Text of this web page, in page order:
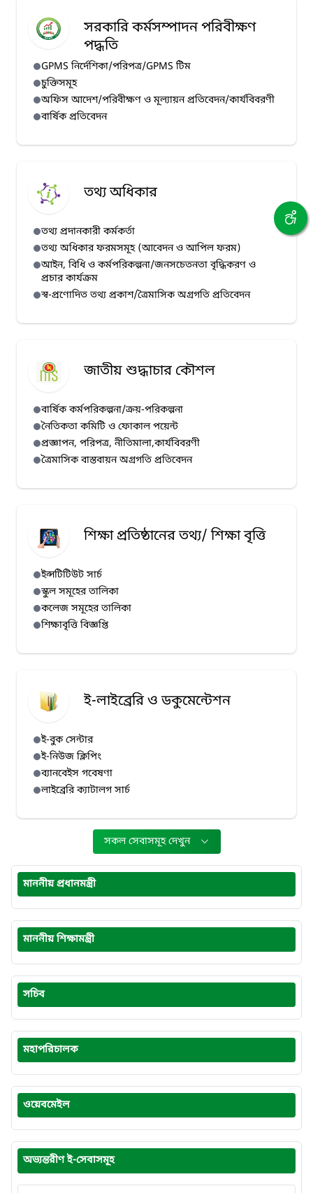
সরকারি কর্মসম্পাদন পরিবীক্ষণ
পদ্ধতি
GPMS নির্দেশিকা/পরিপত্র/GPMS টিম
চুক্তিসমূহ
অফিস আদেশ/পরিবীক্ষণ ও মূল্যায়ন প্রতিবেদন/কার্যবিবরণী
বার্ষিক প্রতিবেদন
তথ্য অধিকার
তথ্য প্রদানকারী কর্মকর্তা
তথ্য অধিকার ফরমসমূহ (আবেদন ও আপিল ফরম)
আইন, বিধি ও কর্মপরিকল্পনা/জনসচেতনতা বৃদ্ধিকরণ ও
প্রচার কার্যক্রম
স্ব-প্রণোদিত তথ্য প্রকাশ/ত্রৈমাসিক অগ্রগতি প্রতিবেদন
জাতীয় শুদ্ধাচার কৌশল
বার্ষিক কর্মপরিকল্পনা/ক্রয়-পরিকল্পনা
নৈতিকতা কমিটি ও ফোকাল পয়েন্ট
প্রজ্ঞাপন, পরিপত্র, নীতিমালা,কার্যবিবরণী
ত্রৈমাসিক বাস্তবায়ন অগ্রগতি প্রতিবেদন
শিক্ষা প্রতিষ্ঠানের তথ্য/ শিক্ষা বৃত্তি
ইন্সটিটিউট সার্চ
স্কুল সমূহের তালিকা
কলেজ সমূহের তালিকা
শিক্ষাবৃত্তি বিজ্ঞপ্তি
ই-লাইব্রেরি ও ডকুমেন্টেশন
ই-বুক সেন্টার
ই-নিউজ ক্লিপিং
ব্যানবেইস গবেষণা
লাইব্রেরি ক্যাটালগ সার্চ
সকল সেবাসমূহ দেখুন
মাননীয় প্রধানমন্ত্রী
মাননীয় শিক্ষামন্ত্রী
সচিব
মহাপরিচালক
ওয়েবমেইল
অভ্যন্তরীণ ই-সেবাসমূহ